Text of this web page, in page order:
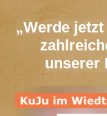
„Werde
unserer